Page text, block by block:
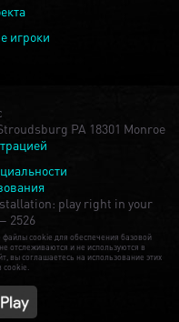
игроки
PA 18301 Monroe
play right in your
2526
файлы cookie для обеспечения базовой
отслеживаются и не используются в
вы соглашаетесь на использование этих